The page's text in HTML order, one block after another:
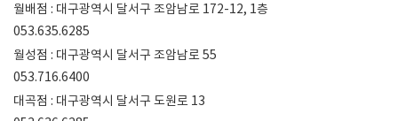
월배점 : 대구광역시 달서구 조암남로 172-12, 1층
053.635.6285
월성점 : 대구광역시 달서구 조암남로 55
053.716.6400
대곡점 : 대구광역시 달서구 도원로 13